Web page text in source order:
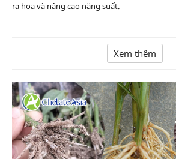
ra hoa và nâng cao năng suất.
Xem thêm